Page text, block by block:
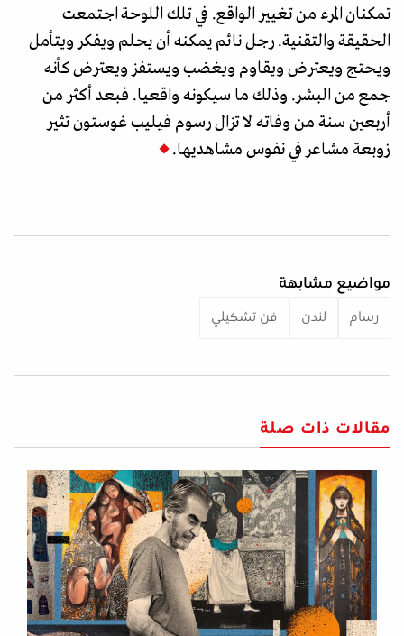
تمكنان المرء من تغيير الواقع. في تلك اللوحة اجتمعت
الحقيقة والتقنية. رجل نائم يمكنه أن يحلم ويفكر ويتأمل
ويحتج ويعترض ويقاوم ويغضب ويستفز ويعترض كأنه
جمع من البشر. وذلك ما سيكونه واقعيا. فبعد أكثر من
أربعين سنة من وفاته لا تزال رسوم فيليب غوستون تثير
زوبعة مشاعر في نفوس مشاهديها.
مواضيع مشابهة
رسام لندن فن تشكيلي
مقالات ذات صلة